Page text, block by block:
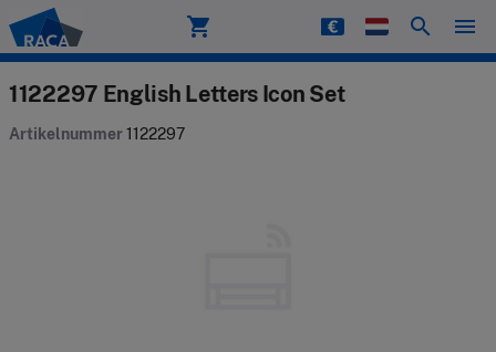
Raca shopping_cart search menu
1122297 English Letters Icon Set
Artikelnummer1122297